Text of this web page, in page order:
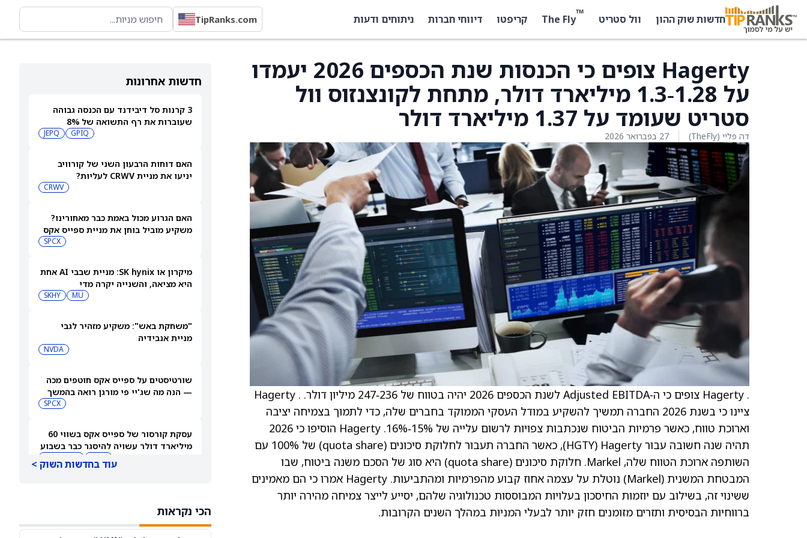
חדשות שוק ההון וול סטריט ™
The Fly קריפטו דיווחי חברות ניתוחים ודעות TipRanks.com
חדשות אחרונות
3 קרנות סל דיבידנד עם הכנסה גבוהה
שעוברות את רף התשואה של 8%
GPIQ
JEPQ
האם דוחות הרבעון השני של קורוויב
יניעו את מניית CRWV לעליות?
CRWV
האם הגרוע מכול באמת כבר מאחורינו?
משקיע מוביל בוחן את מניית ספייס אקס
SPCX
מיקרון או SK hynix: מניית שבבי AI אחת
היא מציאה, והשנייה יקרה מדי
MU
SKHY
"משחקת באש": משקיע מזהיר לגבי
מניית אנבידיה
NVDA
שורטיסטים על ספייס אקס חוטפים מכה
— הנה מה שג'יי פי מורגן רואה בהמשך
SPCX
עסקת קורסור של ספייס אקס בשווי 60
מיליארד דולר עשויה להיסגר כבר בשבוע
לטסלה
עוד בחדשות השוק >
הכי נקראות
Hagerty צופים כי הכנסות שנת הכספים 2026 יעמדו
על 1.28‑1.3 מיליארד דולר, מתחת לקונצנזוס וול
סטריט שעומד על 1.37 מיליארד דולר
דה פליי (TheFly) 27 בפברואר 2026
. Hagerty צופים כי ה‑Adjusted EBITDA לשנת הכספים 2026 יהיה בטווח של 236‑247 מיליון דולר. . Hagerty
ציינו כי בשנת 2026 החברה תמשיך להשקיע במודל העסקי הממוקד בחברים שלה, כדי לתמוך בצמיחה יציבה
וארוכת טווח, כאשר פרמיות הביטוח שנכתבות צפויות לרשום עלייה של 15%‑16%. Hagerty הוסיפו כי 2026
תהיה שנה חשובה עבור Hagerty ‏(HGTY), כאשר החברה תעבור לחלוקת סיכונים (quota share) של 100% עם
השותפה ארוכת הטווח שלה, Markel. חלוקת סיכונים (quota share) היא סוג של הסכם משנה ביטוח, שבו
המבטחת המשנית (Markel) נוטלת על עצמה אחוז קבוע מהפרמיות ומהתביעות. Hagerty אמרו כי הם מאמינים
ששינוי זה, בשילוב עם יוזמות החיסכון בעלויות המבוססות טכנולוגיה שלהם, יסייע לייצר צמיחה מהירה יותר
ברווחיות הבסיסית ותזרים מזומנים חזק יותר לבעלי המניות במהלך השנים הקרובות.